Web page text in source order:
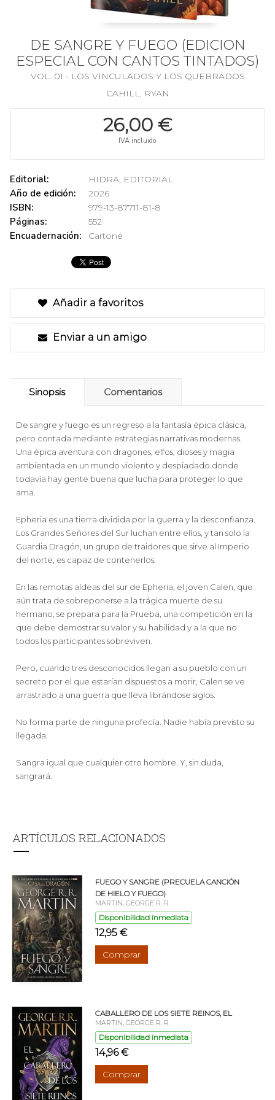
DE SANGRE Y FUEGO (EDICION
ESPECIAL CON CANTOS TINTADOS)
VOL. 01 - LOS VINCULADOS Y LOS QUEBRADOS
CAHILL, RYAN
26,00 €
IVA incluido
Editorial: HIDRA, EDITORIAL
Año de edición: 2026
ISBN: 979-13-87711-81-8
Páginas: 552
Encuadernación: Cartoné
Añadir a favoritos
Enviar a un amigo
Sinopsis Comentarios
De sangre y fuego es un regreso a la fantasía épica clásica,
pero contada mediante estrategias narrativas modernas.
Una épica aventura con dragones, elfos, dioses y magia
ambientada en un mundo violento y despiadado donde
todavía hay gente buena que lucha para proteger lo que
ama.
Epheria es una tierra dividida por la guerra y la desconfianza.
Los Grandes Señores del Sur luchan entre ellos, y tan solo la
Guardia Dragón, un grupo de traidores que sirve al Imperio
del norte, es capaz de contenerlos.
En las remotas aldeas del sur de Epheria, el joven Calen, que
aún trata de sobreponerse a la trágica muerte de su
hermano, se prepara para la Prueba, una competición en la
que debe demostrar su valor y su habilidad y a la que no
todos los participantes sobreviven.
Pero, cuando tres desconocidos llegan a su pueblo con un
secreto por el que estarían dispuestos a morir, Calen se ve
arrastrado a una guerra que lleva librándose siglos.
No forma parte de ninguna profecía. Nadie había previsto su
llegada.
Sangra igual que cualquier otro hombre. Y, sin duda,
sangrará.
ARTÍCULOS RELACIONADOS
FUEGO Y SANGRE (PRECUELA CANCIÓN
DE HIELO Y FUEGO)
MARTIN, GEORGE R. R.
Disponibilidad inmediata
12,95 €
Comprar
CABALLERO DE LOS SIETE REINOS, EL
MARTIN, GEORGE R. R.
Disponibilidad inmediata
14,96 €
Comprar